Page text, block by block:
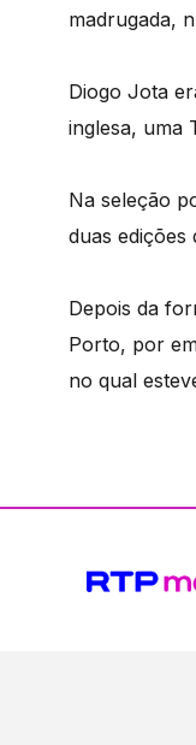
madrugada,
Diogo Jota
inglesa, uma
Na seleção
duas edições
Depois da
Porto, por
no qual